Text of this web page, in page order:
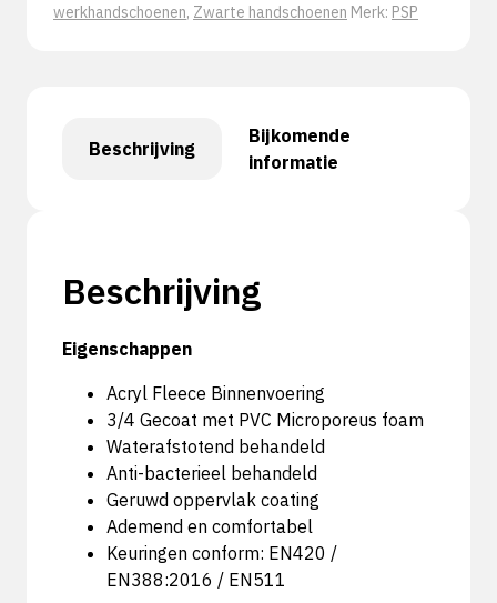
werkhandschoenen, Zwarte handschoenen Merk: PSP
Beschrijving
Bijkomende
informatie
Beschrijving
Eigenschappen
Acryl Fleece Binnenvoering
3/4 Gecoat met PVC Microporeus foam
Waterafstotend behandeld
Anti-bacterieel behandeld
Geruwd oppervlak coating
Ademend en comfortabel
Keuringen conform: EN420 /
EN388:2016 / EN511